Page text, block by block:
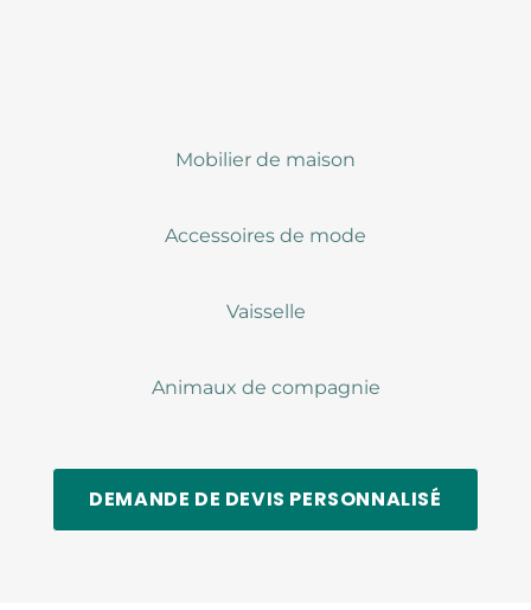
Mobilier de maison
Accessoires de mode
Vaisselle
Animaux de compagnie
DEMANDE DE DEVIS PERSONNALISÉ